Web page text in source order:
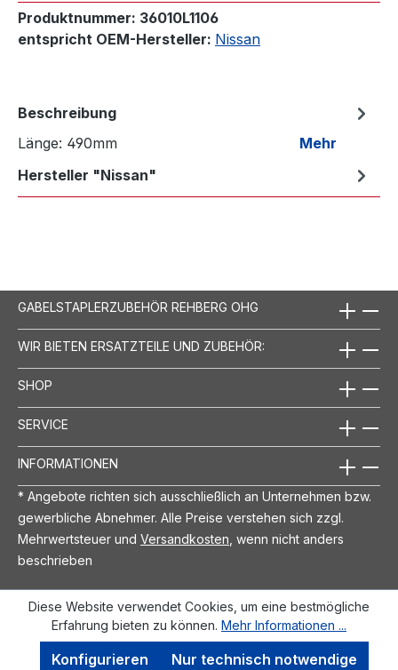
Produktnummer: 36010L1106
entspricht OEM-Hersteller: Nissan
Beschreibung
Länge: 490mm Mehr
Hersteller "Nissan"
GABELSTAPLERZUBEHÖR REHBERG OHG
WIR BIETEN ERSATZTEILE UND ZUBEHÖR:
SHOP
SERVICE
INFORMATIONEN
* Angebote richten sich ausschließlich an Unternehmen bzw.
gewerbliche Abnehmer. Alle Preise verstehen sich zzgl.
Mehrwertsteuer und Versandkosten , wenn nicht anders
beschrieben
Diese Website verwendet Cookies, um eine bestmögliche
Erfahrung bieten zu können. Mehr Informationen ...
Nur technisch notwendige
Konfigurieren